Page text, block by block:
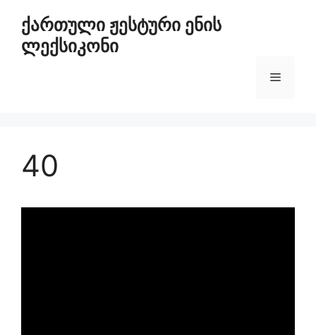
ქართული ჟესტური ენის
ლექსიკონი
40